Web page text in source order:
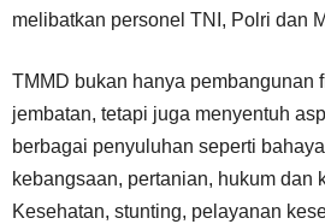
melibatkan personel TNI, Polri dan
TMMD bukan hanya pembangunan
jembatan, tetapi juga menyentuh
berbagai penyuluhan seperti
kebangsaan, pertanian, hukum dan
Kesehatan, stunting, pelayanan